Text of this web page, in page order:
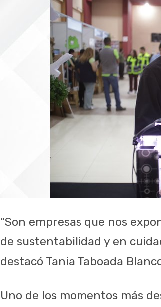
“Son empresas que nos
de sustentabilidad y en
destacó Tania Taboada
Uno de los momentos más